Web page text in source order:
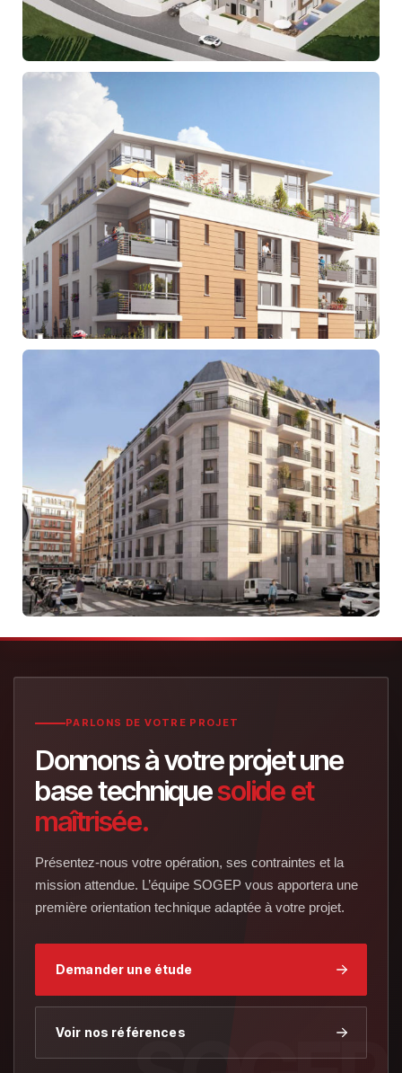
PARLONS DE VOTRE PROJET
Donnons à votre projet une
base techniquesolide et
maîtrisée.
Présentez-nous votre opération, ses contraintes et la
mission attendue. L’équipe SOGEP vous apportera une
première orientation technique adaptée à votre projet.
Demander une étude
Voir nos références